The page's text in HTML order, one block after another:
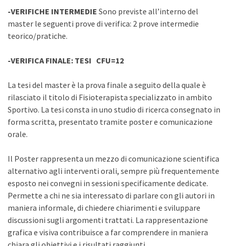
-VERIFICHE INTERMEDIE Sono previste all’interno del
master le seguenti prove di verifica: 2 prove intermedie
teorico/pratiche.
-VERIFICA FINALE: TESI CFU=12
La tesi del master è la prova finale a seguito della quale è
rilasciato il titolo di Fisioterapista specializzato in ambito
Sportivo. La tesi consta in uno studio di ricerca consegnato in
forma scritta, presentato tramite poster e comunicazione
orale.
Il Poster rappresenta un mezzo di comunicazione scientifica
alternativo agli interventi orali, sempre più frequentemente
esposto nei convegni in sessioni specificamente dedicate.
Permette a chi ne sia interessato di parlare con gli autori in
maniera informale, di chiedere chiarimenti e sviluppare
discussioni sugli argomenti trattati. La rappresentazione
grafica e visiva contribuisce a far comprendere in maniera